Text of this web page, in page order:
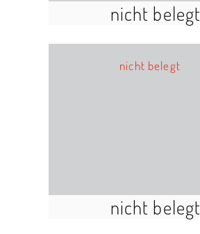
nicht belegt
nicht belegt
nicht belegt